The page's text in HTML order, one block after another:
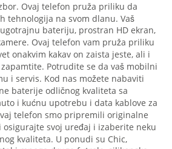
Ovaj telefon pruža priliku da
tehnologija na svom dlanu. Vaš
bateriju, prostran HD ekran,
Ovaj telefon vam pruža priliku
onakvim kakav on zaista jeste, ali i
Potrudite se da vaš mobilni
i servis. Kod nas možete nabaviti
baterije odličnog kvaliteta sa
i kućnu upotrebu i data kablove za
telefon smo pripremili originalne
osigurajte svoj uređaj i izaberite neku
kvaliteta. U ponudi su Chic,